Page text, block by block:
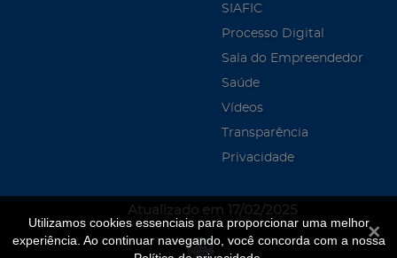
Utilizamos cookies essenciais para proporcionar uma melhor
experiência. Ao continuar navegando, você concorda com a nossa
SIAFIC
Processo Digital
Sala do Empreendedor
Saúde
Vídeos
Transparência
Privacidade
Atualizado em 17/02/2025